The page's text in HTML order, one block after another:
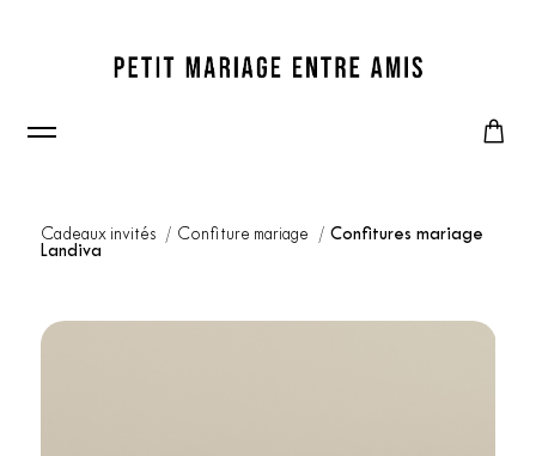
Cadeaux invités Confiture mariage
Confitures mariage
Landiva